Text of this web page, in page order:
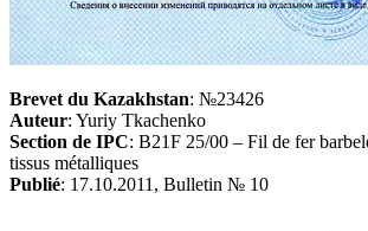
Brevet du Kazakhstan: №23426
Auteur: Yuriy Tkachenko
Section de IPC: B21F 25/00 – Fil de fer
tissus métalliques
Publié: 17.10.2011, Bulletin № 10